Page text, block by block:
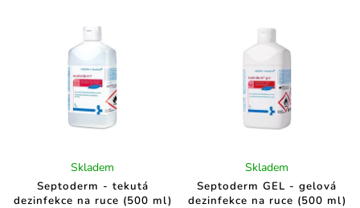
Septoderm - tekutá
dezinfekce na ruce (500 ml)
Skladem
Septoderm GEL - gelová
dezinfekce na ruce (500 ml)
Skladem